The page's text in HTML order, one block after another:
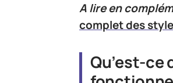
A lire en
complet des
Qu’est-ce